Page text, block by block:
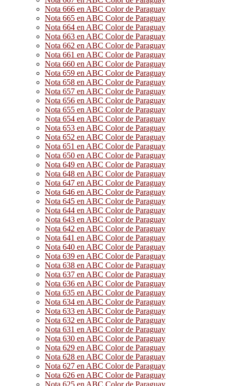
Nota 666 en ABC Color de Paraguay
Nota 665 en ABC Color de Paraguay
Nota 664 en ABC Color de Paraguay
Nota 663 en ABC Color de Paraguay
Nota 662 en ABC Color de Paraguay
Nota 661 en ABC Color de Paraguay
Nota 660 en ABC Color de Paraguay
Nota 659 en ABC Color de Paraguay
Nota 658 en ABC Color de Paraguay
Nota 657 en ABC Color de Paraguay
Nota 656 en ABC Color de Paraguay
Nota 655 en ABC Color de Paraguay
Nota 654 en ABC Color de Paraguay
Nota 653 en ABC Color de Paraguay
Nota 652 en ABC Color de Paraguay
Nota 651 en ABC Color de Paraguay
Nota 650 en ABC Color de Paraguay
Nota 649 en ABC Color de Paraguay
Nota 648 en ABC Color de Paraguay
Nota 647 en ABC Color de Paraguay
Nota 646 en ABC Color de Paraguay
Nota 645 en ABC Color de Paraguay
Nota 644 en ABC Color de Paraguay
Nota 643 en ABC Color de Paraguay
Nota 642 en ABC Color de Paraguay
Nota 641 en ABC Color de Paraguay
Nota 640 en ABC Color de Paraguay
Nota 639 en ABC Color de Paraguay
Nota 638 en ABC Color de Paraguay
Nota 637 en ABC Color de Paraguay
Nota 636 en ABC Color de Paraguay
Nota 635 en ABC Color de Paraguay
Nota 634 en ABC Color de Paraguay
Nota 633 en ABC Color de Paraguay
Nota 632 en ABC Color de Paraguay
Nota 631 en ABC Color de Paraguay
Nota 630 en ABC Color de Paraguay
Nota 629 en ABC Color de Paraguay
Nota 628 en ABC Color de Paraguay
Nota 627 en ABC Color de Paraguay
Nota 626 en ABC Color de Paraguay
Nota 625 en ABC Color de Paraguay